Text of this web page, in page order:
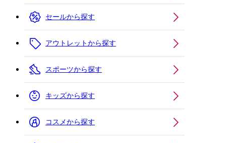
セールから探す
アウトレットから探す
スポーツから探す
キッズから探す
コスメから探す